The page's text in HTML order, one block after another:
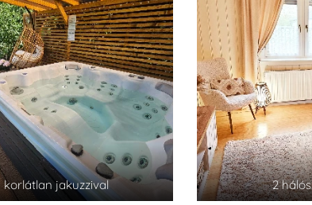
korlátlan jakuzzival 2